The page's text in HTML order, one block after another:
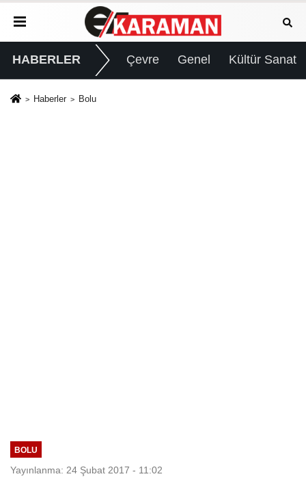
HABERLER Çevre Genel Kültür Sanat
Haberler Bolu
BOLU
Yayınlanma: 24 Şubat 2017 - 11:02